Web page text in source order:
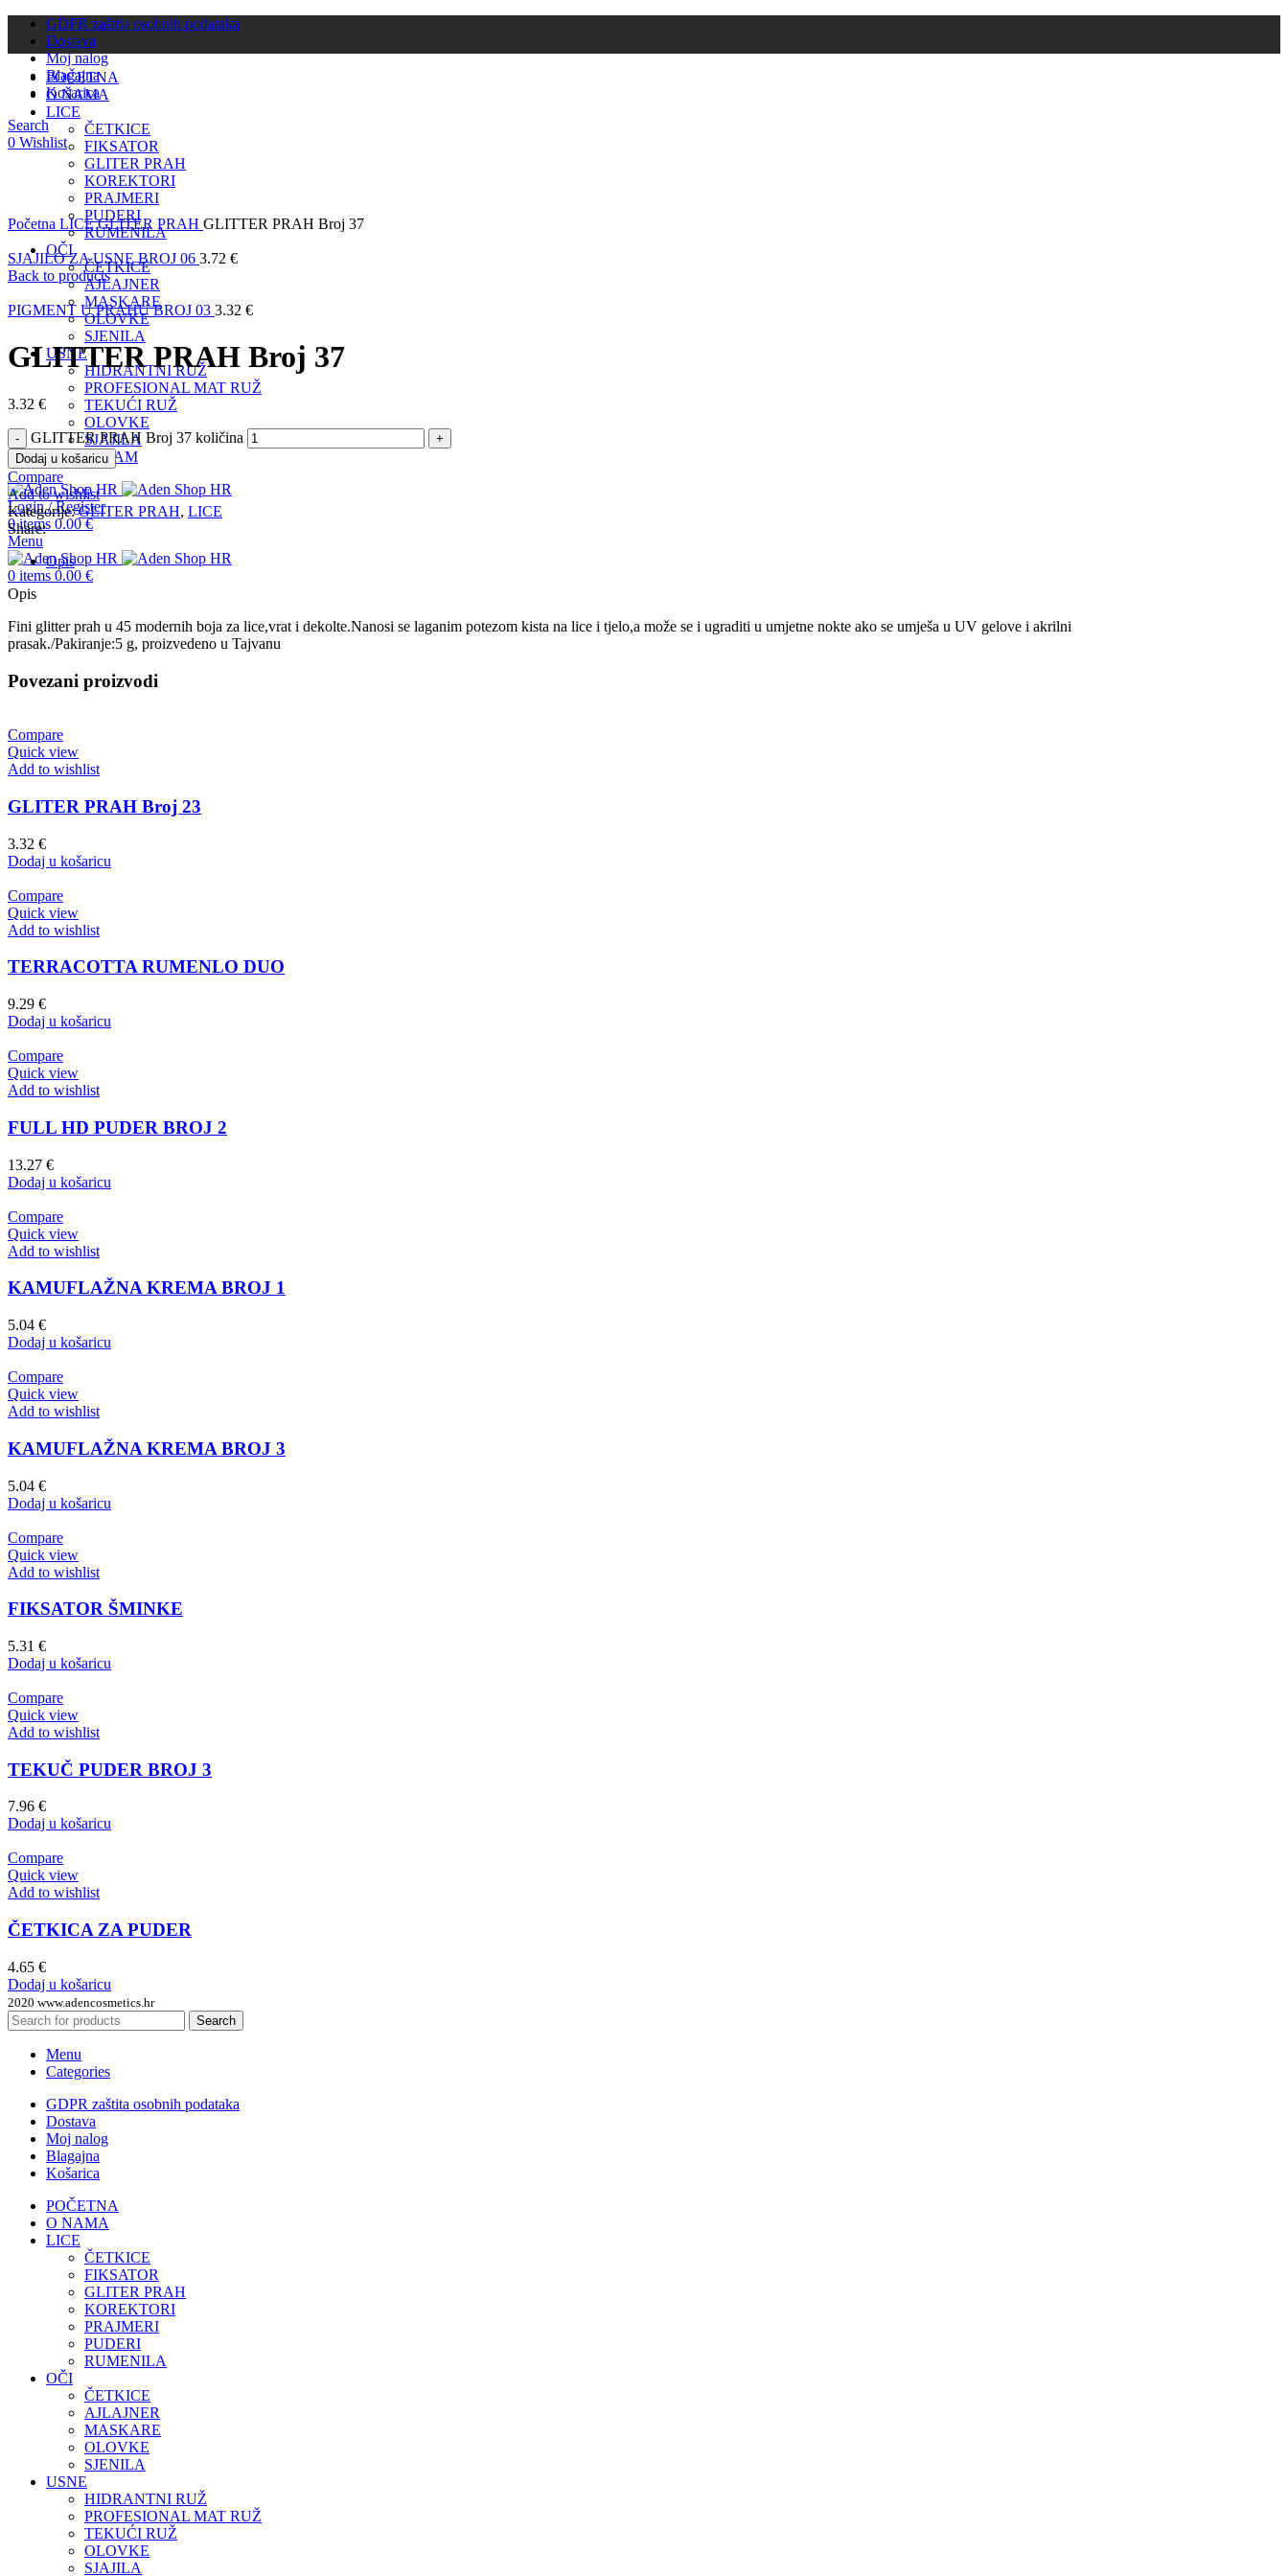
GDPR zaštita osobnih podataka
Dostava
Moj nalog
Blagajna
Košarica
Search
0 Wishlist
POČETNA
O NAMA
LICE
ČETKICE
FIKSATOR
GLITER PRAH
KOREKTORI
PRAJMERI
PUDERI
RUMENILA
OČI
ČETKICE
AJLAJNER
MASKARE
OLOVKE
SJENILA
USNE
HIDRANTNI RUŽ
PROFESIONAL MAT RUŽ
TEKUĆI RUŽ
OLOVKE
SJAJILA
INSTAGRAM
Login / Register
0items 0.00€
Menu
0 items 0.00 €
Click to enlarge
Početna LICEGLITER PRAH GLITTER PRAH Broj 37
SJAJILO ZA USNE BROJ 06 3.72 €
Back to products
PIGMENT U PRAHU BROJ 03 3.32 €
GLITTER PRAH Broj 37
3.32 €
GLITTER PRAH Broj 37 količina
Dodaj u košaricu
Compare
Add to wishlist
Kategorije: GLITER PRAH, LICE
Share:
Opis
Opis
Fini glitter prah u 45 modernih boja za lice,vrat i dekolte.Nanosi se laganim potezom kista na lice i tjelo,a može se i ugraditi u umjetne nokte ako se umješa u UV gelove i akrilni
prasak./Pakiranje:5 g, proizvedeno u Tajvanu
Povezani proizvodi
Compare
Quick view
Add to wishlist
GLITER PRAH Broj 23
3.32 €
Dodaj u košaricu
Compare
Quick view
Add to wishlist
TERRACOTTA RUMENLO DUO
9.29 €
Dodaj u košaricu
Compare
Quick view
Add to wishlist
FULL HD PUDER BROJ 2
13.27 €
Dodaj u košaricu
Compare
Quick view
Add to wishlist
KAMUFLAŽNA KREMA BROJ 1
5.04 €
Dodaj u košaricu
Compare
Quick view
Add to wishlist
KAMUFLAŽNA KREMA BROJ 3
5.04 €
Dodaj u košaricu
Compare
Quick view
Add to wishlist
FIKSATOR ŠMINKE
5.31 €
Dodaj u košaricu
Compare
Quick view
Add to wishlist
TEKUČ PUDER BROJ 3
7.96 €
Dodaj u košaricu
Compare
Quick view
Add to wishlist
ČETKICA ZA PUDER
4.65 €
Dodaj u košaricu
2020 www.adencosmetics.hr
Search
Menu
Categories
GDPR zaštita osobnih podataka
Dostava
Moj nalog
Blagajna
Košarica
POČETNA
O NAMA
LICE
ČETKICE
FIKSATOR
GLITER PRAH
KOREKTORI
PRAJMERI
PUDERI
RUMENILA
OČI
ČETKICE
AJLAJNER
MASKARE
OLOVKE
SJENILA
USNE
HIDRANTNI RUŽ
PROFESIONAL MAT RUŽ
TEKUĆI RUŽ
OLOVKE
SJAJILA